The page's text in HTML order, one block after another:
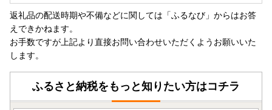
・引越し等により転送となり生じた配送料は、転送先の受取
人様のご負担となります。（転送料は配送業者へご確認くだ
さい）※贈答用としてお送りする場合も同様となります
返礼品の配送時期や不備などに関しては「ふるなび」からはお答
えできかねます。
お手数ですが上記より直接お問い合わせいただくようお願いいた
します。
ふるさと納税をもっと知りたい方はコチラ